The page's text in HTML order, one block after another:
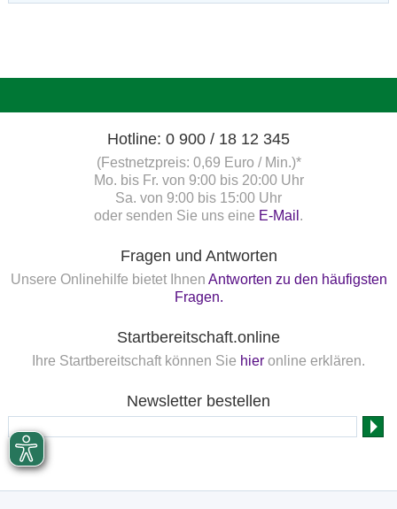
Hotline: 0 900 / 18 12 345
(Festnetzpreis: 0,69 Euro / Min.)*
Mo. bis Fr. von 9:00 bis 20:00 Uhr
Sa. von 9:00 bis 15:00 Uhr
oder senden Sie uns eine E-Mail .
Fragen und Antworten
Unsere Onlinehilfe bietet Ihnen Antworten zu den häufigsten
Fragen.
Startbereitschaft.online
Ihre Startbereitschaft können Sie hier online erklären.
Newsletter bestellen